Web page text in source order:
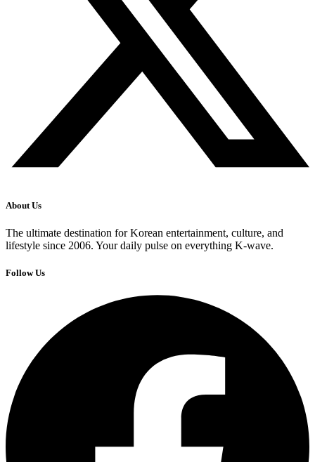
About Us
The ultimate destination for Korean entertainment, culture, and
lifestyle since 2006. Your daily pulse on everything K-wave.
Follow Us